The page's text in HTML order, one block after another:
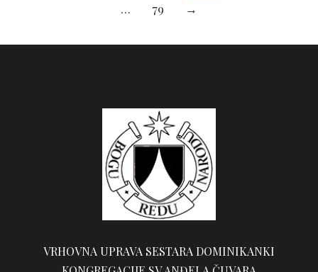
…
79 →
VRHOVNA UPRAVA SESTARA DOMINIKANKI